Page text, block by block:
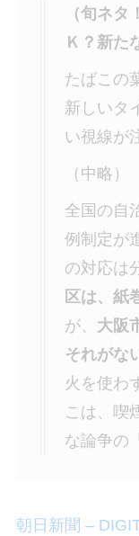
（旬ネ
Ｋ？新た
たばこの
新しいタ
い視線が
（中略）
全国の自
例制定が
の対応は
区は、紙
が、 大阪
それがな
火を使わ
こは、喫
な論争の
朝日新聞 –